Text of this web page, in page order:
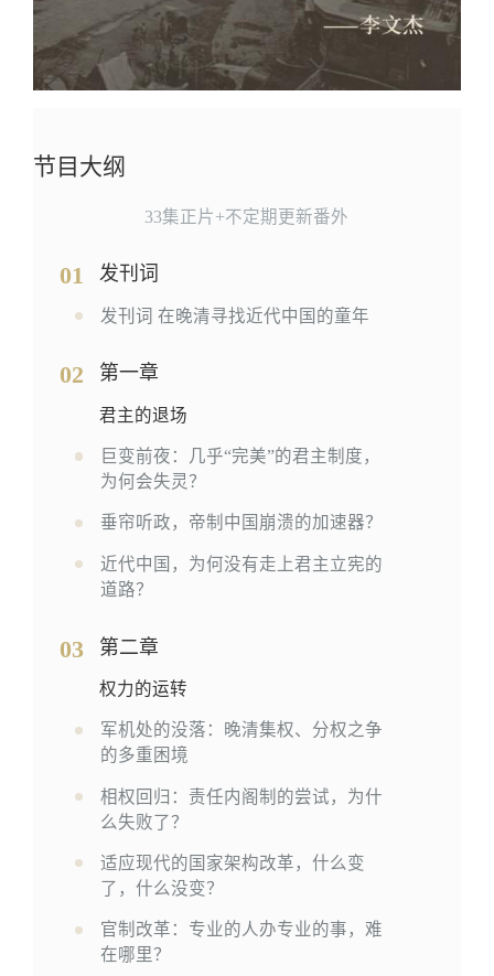
节目大纲
33集正片+不定期更新番外
01 发刊词
发刊词 在晚清寻找近代中国的童年
02 第一章
君主的退场
巨变前夜：几乎“完美”的君主制度，
为何会失灵？
垂帘听政，帝制中国崩溃的加速器？
近代中国，为何没有走上君主立宪的
道路？
03 第二章
权力的运转
军机处的没落：晚清集权、分权之争
的多重困境
相权回归：责任内阁制的尝试，为什
么失败了？
适应现代的国家架构改革，什么变
了，什么没变？
官制改革：专业的人办专业的事，难
在哪里？